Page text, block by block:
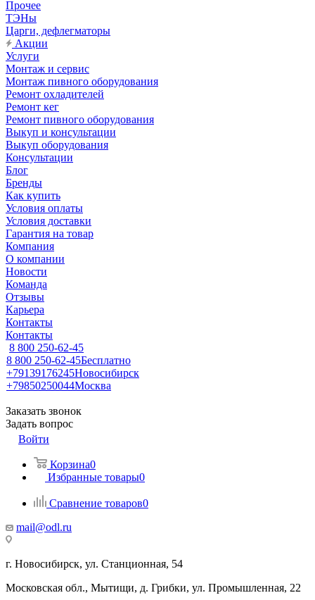
Прочее
ТЭНы
Царги, дефлегматоры
Акции
Услуги
Монтаж и сервис
Монтаж пивного оборудования
Ремонт охладителей
Ремонт кег
Ремонт пивного оборудования
Выкуп и консультации
Выкуп оборудования
Консультации
Блог
Бренды
Как купить
Условия оплаты
Условия доставки
Гарантия на товар
Компания
О компании
Новости
Команда
Отзывы
Карьера
Контакты
Контакты
8 800 250-62-45
8 800 250-62-45Бесплатно
+79139176245Новосибирск
+79850250044Москва
Заказать звонок
Задать вопрос
Войти
Корзина0
Избранные товары0
Сравнение товаров0
mail@odl.ru
г. Новосибирск, ул. Станционная, 54
Московская обл., Мытищи, д. Грибки, ул. Промышленная, 22